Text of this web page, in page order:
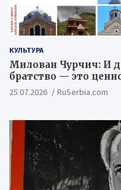
КУЛЬТУРА
Милован Чурчич: И
братство — это
цивилизационный
25.07.2026 RuSerbia.com